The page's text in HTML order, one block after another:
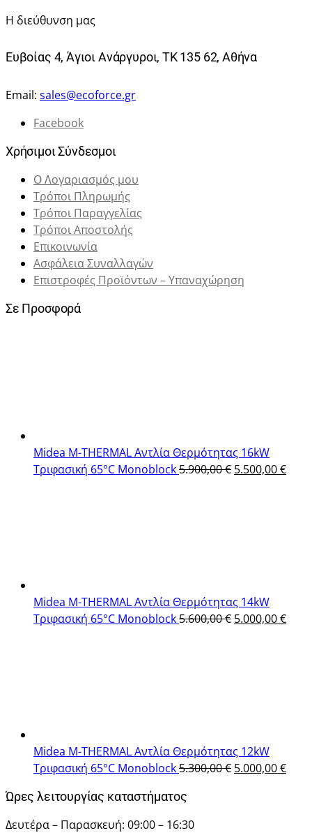
Η διεύθυνση μας
Ευβοίας 4, Άγιοι Ανάργυροι, ΤΚ 135 62, Αθήνα
Email: sales@ecoforce.gr
Facebook
Χρήσιμοι Σύνδεσμοι
Ο Λογαριασμός μου
Τρόποι Πληρωμής
Τρόποι Παραγγελίας
Τρόποι Αποστολής
Επικοινωνία
Ασφάλεια Συναλλαγών
Επιστροφές Προϊόντων – Υπαναχώρηση
Σε Προσφορά
Midea M-THERMAL Αντλία Θερμότητας 16kW
Τριφασική 65°C Monoblock5.900,00€ Original
5.500,00€Η
Midea M-THERMAL Αντλία Θερμότητας 14kW
Τριφασική 65°C Monoblock5.600,00€ Original
5.000,00€Η
Midea M-THERMAL Αντλία Θερμότητας 12kW
Τριφασική 65°C Monoblock5.300,00€ Original
5.000,00€Η
Ώρες λειτουργίας καταστήματος
Δευτέρα – Παρασκευή: 09:00 – 16:30